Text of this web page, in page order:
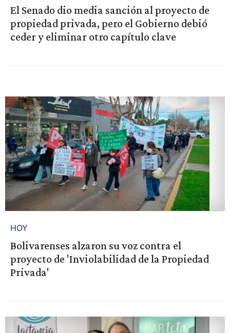
El Senado dio media sanción al proyecto de
propiedad privada, pero el Gobierno debió
ceder y eliminar otro capítulo clave
HOY
Bolivarenses alzaron su voz contra el
proyecto de 'Inviolabilidad de la Propiedad
Privada'